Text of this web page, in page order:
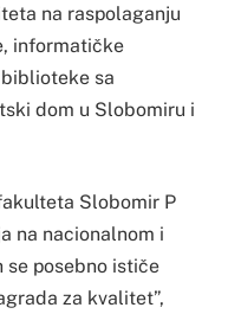
na raspolaganju
informatičke
sa
dom u Slobomiru i
Slobomir P
na nacionalnom i
se posebno ističe
za kvalitet”,